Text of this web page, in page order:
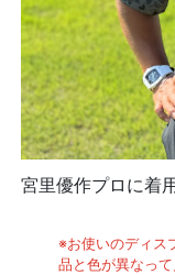
宮里優作プロに着
※お使いのディス
品と色が異なっ